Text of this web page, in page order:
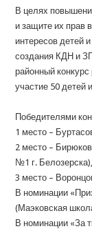
В целях
и защите их прав
интересов детей
создания КДН и
районный
участие 50 детей
Победителями
1 место –
2 место –
№1 г. Белозерска),
3 место –
В номинации
(Маэковская
В номинации «За